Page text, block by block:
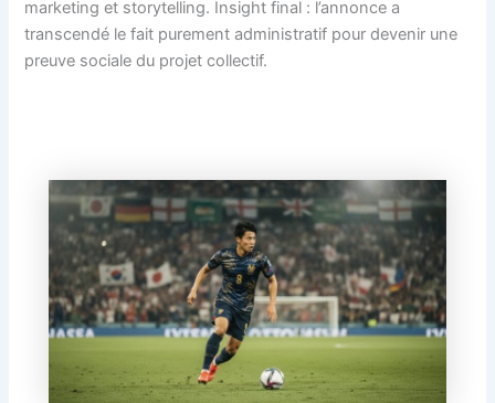
marketing et storytelling. Insight final : l’annonce a
transcendé le fait purement administratif pour devenir une
preuve sociale du projet collectif.